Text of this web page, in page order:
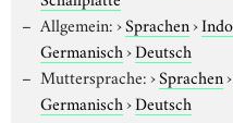
Allgemein:›Sprachen›
Germanisch›Deutsch
Muttersprache:›Sprachen›
Germanisch›Deutsch